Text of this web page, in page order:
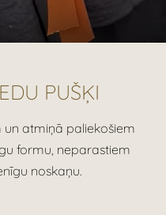
PUŠĶI
un atmiņā paliekošiem
formu, neparastiem
noskaņu.